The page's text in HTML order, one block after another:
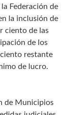
Federación de
la inclusión de
ciento de las
de los
restante
de lucro.